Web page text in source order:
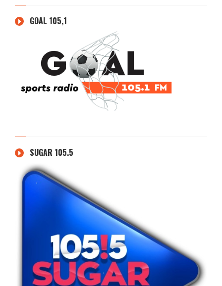
GOAL 105,1
SUGAR 105.5